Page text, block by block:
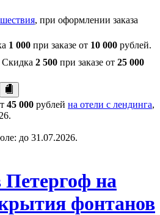
, при оформлении заказа
1 000 при заказе от 10 000 рублей.
Скидка 2 500 при заказе от 25 000
45 000 рублей на отели с лендинга,
до 31.07.2026.
Петергоф на
фонтанов